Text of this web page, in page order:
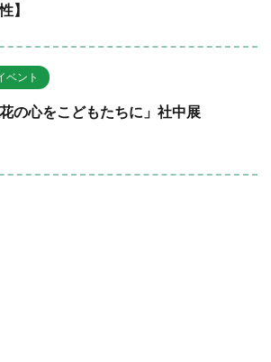
】
ベント
花の心をこどもたちに」社中展